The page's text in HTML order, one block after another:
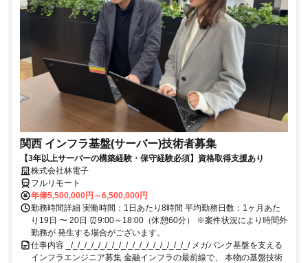
関西 インフラ基盤(サーバー)技術者募集
【3年以上サーバーの構築経験・保守経験必須】資格取得支援あり
株式会社林電子
フルリモート
年俸5,500,000円～6,500,000円
勤務時間詳細 実働時間：1日あたり8時間 平均勤務日数：1ヶ月あた
り19日 〜 20日 ⏰9:00～18:00（休憩60分） ※案件状況により時間外
勤務が 発生する場合がございます。
仕事内容 _/_/_/_/_/_/_/_/_/_/_/_/_/_/_/_/_/_/ メガバンク基盤を支える
インフラエンジニア募集 金融インフラの最前線で、 本物の基盤技術